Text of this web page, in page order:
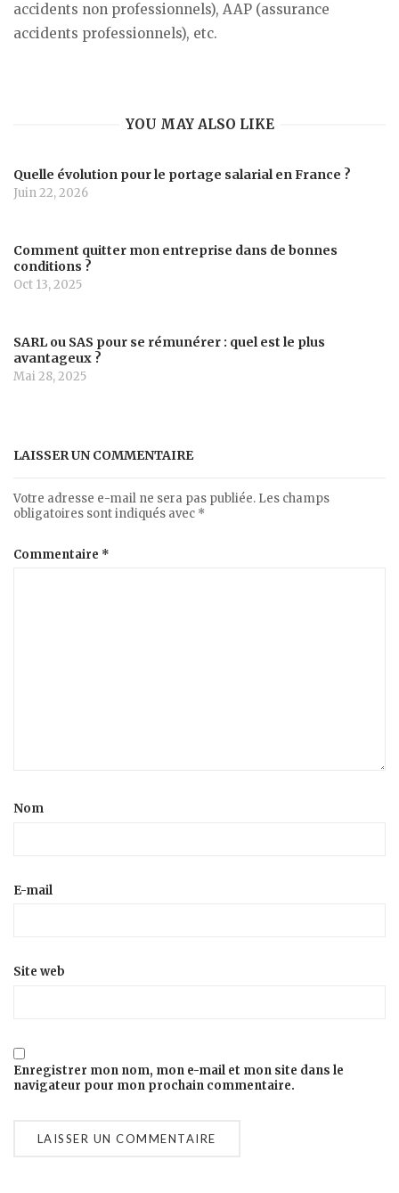
accidents non professionnels), AAP (assurance
accidents professionnels), etc.
YOU MAY ALSO LIKE
Quelle évolution pour le portage salarial en France ?
Juin 22, 2026
Comment quitter mon entreprise dans de bonnes
conditions ?
Oct 13, 2025
SARL ou SAS pour se rémunérer : quel est le plus
avantageux ?
Mai 28, 2025
LAISSER UN COMMENTAIRE
Votre adresse e-mail ne sera pas publiée. Les champs
obligatoires sont indiqués avec *
Commentaire *
Nom
E-mail
Site web
Enregistrer mon nom, mon e-mail et mon site dans le
navigateur pour mon prochain commentaire.